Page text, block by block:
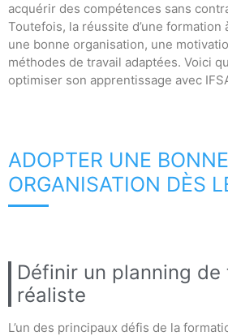
acquérir des compétences sans
Toutefois, la réussite d’une
une bonne organisation, une
méthodes de travail adaptées. Voici
optimiser son apprentissage avec
ADOPTER UNE BONNE
ORGANISATION DÈS
Définir un planning de
réaliste
L’un des principaux défis de la